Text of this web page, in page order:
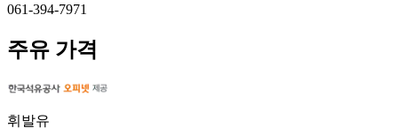
061-394-7971
주유 가격
휘발유